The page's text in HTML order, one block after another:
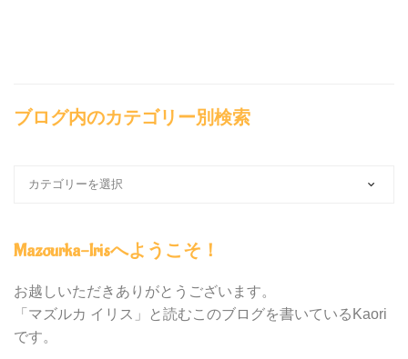
ブログ内のカテゴリー別検索
の
テ
ゴ
ー
Mazourka-Irisへようこそ！
お越しいただきありがとうございます。
「マズルカ イリス」と読むこのブログを書いているKaori
です。